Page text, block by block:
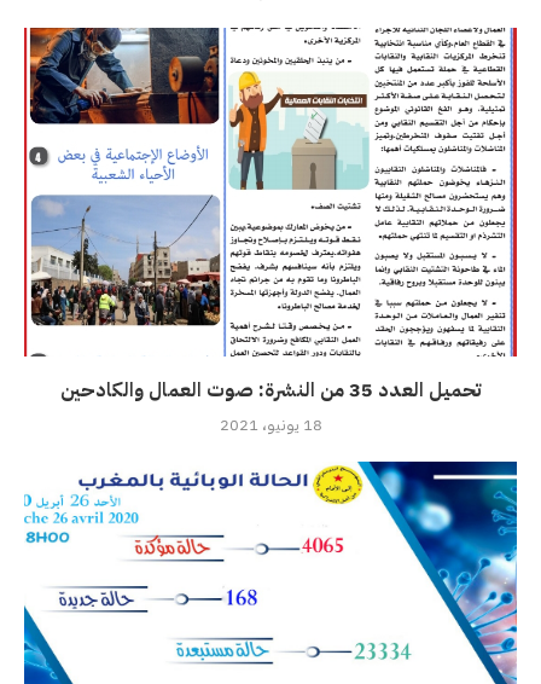
تحميل العدد 35 من النشرة: صوت العمال والكادحين
18 يونيو، 2021